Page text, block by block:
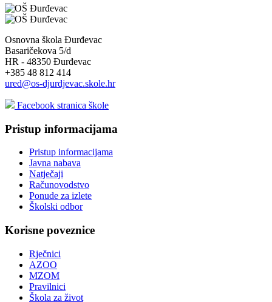
Osnovna škola Đurđevac
Basaričekova 5/d
HR - 48350 Đurđevac
+385 48 812 414
ured@os-djurdjevac.skole.hr
Facebook stranica škole
Pristup informacijama
Pristup informacijama
Javna nabava
Natječaji
Računovodstvo
Ponude za izlete
Školski odbor
Korisne poveznice
Rječnici
AZOO
MZOM
Pravilnici
Škola za život